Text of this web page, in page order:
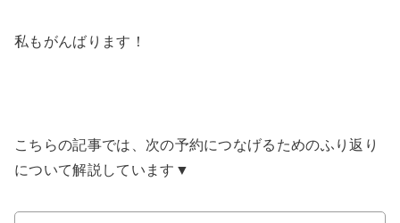
私もがんばります！
こちらの記事では、次の予約につなげるためのふり返り
について解説しています▼